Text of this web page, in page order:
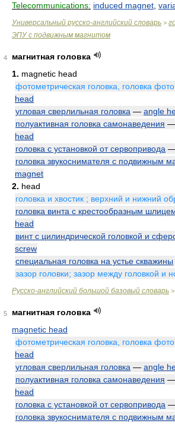
Telecommunications: induced magnet
Универсальный русско-английский словарь >
ЭПУ с подвижным магнитом
4
магнитная головка
1. magnetic head
фотометрическая головка, головка
head
угловая сверлильная головка — angle
полуактивная головка самонаведения —
head
головка с установкой от сервопривода
головка звукоснимателя с подвижным
magnet
2. head
головка и хвостик ; верхний и нижний
головка винта с крестообразным
head
винт с цилиндрической головкой и
screw
специальная головка на устье скважины
зазор головки; зазор между головкой и
Русско-английский большой базовый словарь >
5
магнитная головка
magnetic head
фотометрическая головка, головка
head
угловая сверлильная головка — angle
полуактивная головка самонаведения —
head
головка с установкой от сервопривода
головка звукоснимателя с подвижным